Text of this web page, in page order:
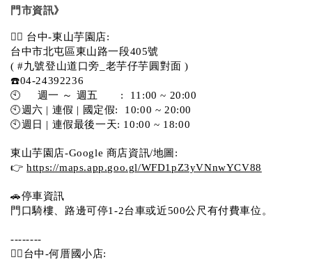
門市資訊》
💁‍♀️ 台中-東山芋園店:
台中市北屯區東山路一段405號
( #九號登山道口旁_老芋仔芋圓對面 )
☎️04-24392236
🕙     週一 ～ 週五       :  11:00 ~ 20:00
🕙週六 | 連假 | 國定假:  10:00 ~ 20:00
🕙週日 | 連假最後一天: 10:00 ~ 18:00
東山芋園店-Google 商店資訊/地圖:
👉 https://maps.app.goo.gl/WFD1pZ3yVNnwYCV88
🚗停車資訊
門口騎樓、路邊可停1-2台車或近500公尺有付費車位。
--------
💁‍♀️台中-何厝國小店: